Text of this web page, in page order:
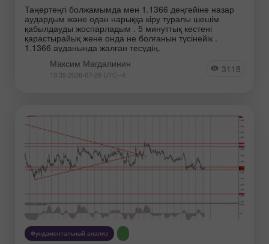
Таңертеңгі болжамымда мен 1.1366 деңгейіне назар
аудардым және одан нарыққа кіру туралы шешім
қабылдауды жоспарладым . 5 минуттық кестені
қарастырайық және онда не болғанын түсінейік .
1.1366 ауданында жалған тесудің.
Максим Магдалинин
13:35 2026-07-29 UTC--4 3118
Фундаментальный анализ